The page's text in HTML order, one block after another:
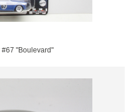
#67 "Boulevard"